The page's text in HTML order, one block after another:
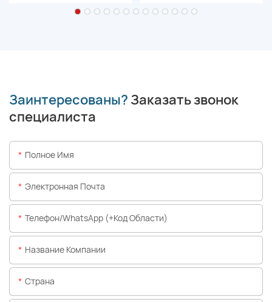
струйный принтер CIJ
Заинтересованы? Заказать звонок
специалиста
Полное Имя
Электронная Почта
Телефон/WhatsApp (+код Области)
Название Компании
Страна